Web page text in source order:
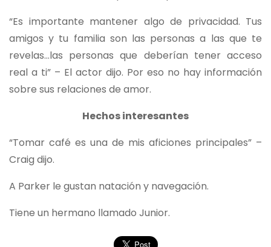
“Es importante mantener algo de privacidad. Tus
amigos y tu familia son las personas a las que te
revelas…las personas que deberían tener acceso
real a ti” – El actor dijo. Por eso no hay información
sobre sus relaciones de amor.
Hechos interesantes
“Tomar café es una de mis aficiones principales” –
Craig dijo.
A Parker le gustan natación y navegación.
Tiene un hermano llamado Junior.